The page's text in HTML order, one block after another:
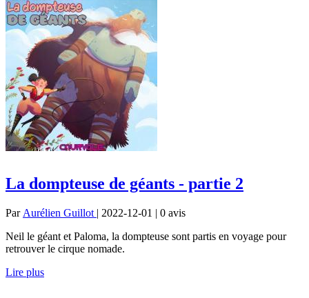
La dompteuse de géants - partie 2
Par Aurélien Guillot | 2022-12-01 | 0 avis
Neil le géant et Paloma, la dompteuse sont partis en voyage pour
retrouver le cirque nomade.
Lire plus